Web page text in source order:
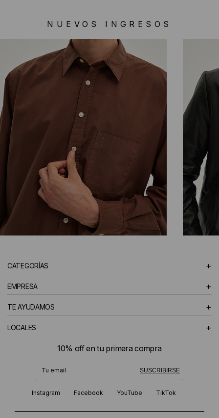
NUEVOS INGRESOS
HOMBRE
CATEGORÍAS +
EMPRESA +
TE AYUDAMOS +
LOCALES +
10% off en tu primera compra
SUSCRIBIRSE
¡Te suscribiste exitosamente!
Instagram Facebook YouTube TikTok